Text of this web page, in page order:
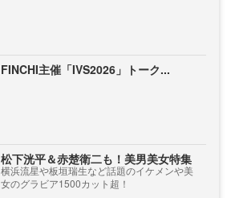
FINCHI主催「IVS2026」トーク...
松下洸平＆赤楚衛二も！美男美女特集
横浜流星や板垣瑞生など話題のイケメンや美
女のグラビア1500カット超！